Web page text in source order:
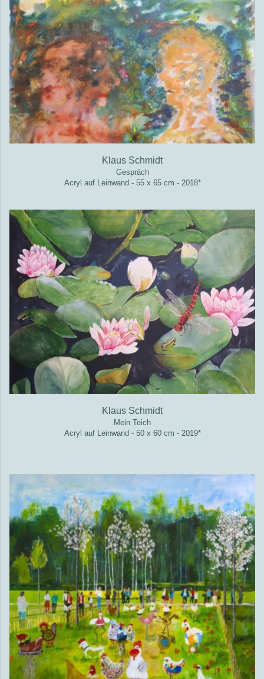
Klaus Schmidt
Gespräch
Acryl auf Leinwand - 55 x 65 cm - 2018*
Klaus Schmidt
Mein Teich
Acryl auf Leinwand - 50 x 60 cm - 2019*